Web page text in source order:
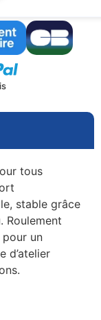
tous
stable grâce
Roulement
un
d’atelier